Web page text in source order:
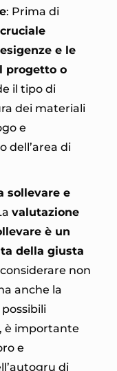
: Prima di
cruciale
e le
progetto o
il tipo di
dei materiali
e
dell’area di
sollevare e
valutazione
è un
della giusta
non
anche la
è importante
e
di